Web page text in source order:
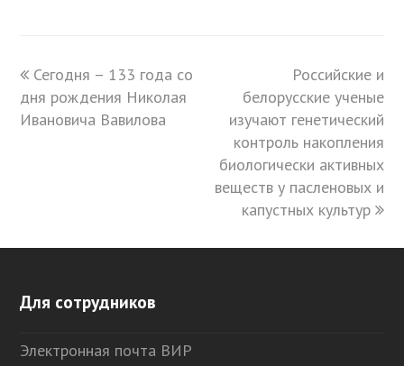
previous
post:
Сегодня – 133 года со
дня рождения Николая
Ивановича Вавилова
next
post:
Российские и
белорусские ученые
изучают генетический
контроль накопления
биологически активных
веществ у пасленовых и
капустных культур
Для сотрудников
Электронная почта ВИР